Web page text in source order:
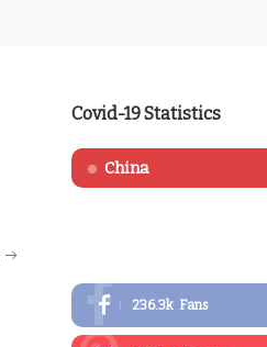
Covid-19 Statistics
China
236.3k Fans